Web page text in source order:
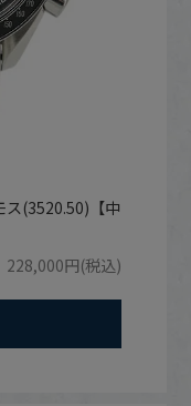
ス(3520.50)【中
228,000円(税込)